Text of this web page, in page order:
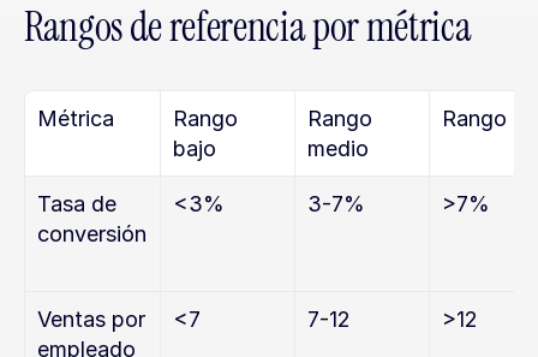
Rangos de referencia por métrica
Métrica
Rango
bajo
Rango
medio
Rango
Tasa de
conversión
<3% 3-7% >7%
Ventas por
empleado
<7 7-12 >12